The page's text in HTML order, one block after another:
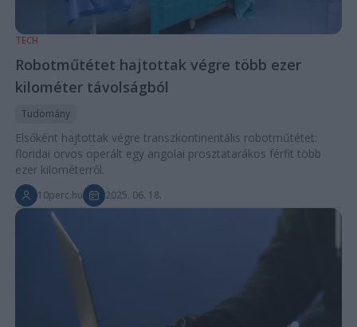
TECH
Robotműtétet hajtottak végre több ezer
kilométer távolságból
Tudomány
Elsőként hajtottak végre transzkontinentális robotműtétet:
floridai orvos operált egy angolai prosztatarákos férfit több
ezer kilométerről.
10perc.hu 2025. 06. 18.